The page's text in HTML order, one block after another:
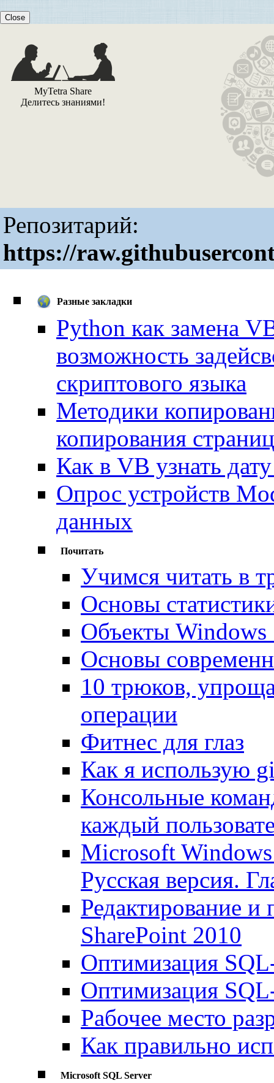
Close
MyTetra Share
Делитесь знаниями!
Репозитарий:
https://
Разные закладки
Python как замена
возможность
скриптового языка
Методики
копирования
Как в VB узнать
Опрос устройств
данных
Почитать
Учимся читать в
Основы
Объекты Windows
Основы
10 трюков,
операции
Фитнес для глаз
Как я использую
Консольные
каждый
Microsoft
Русская версия.
Редактирование
SharePoint 2010
Оптимизация
Оптимизация
Рабочее место
Как правильно
Microsoft SQL Server